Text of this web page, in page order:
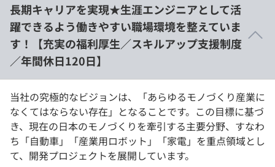
長期キャリアを実現★生涯エンジニアとして活
躍できるよう働きやすい職場環境を整えていま
す！【充実の福利厚生／スキルアップ支援制度
／年間休日120日】
当社の究極的なビジョンは、「あらゆるモノづくり産業に
なくてはならない存在」となることです。この目標に基づ
き、現在の日本のモノづくりを牽引する主要分野、すなわ
ち「自動車」「産業用ロボット」「家電」を重点領域とし
て、開発プロジェクトを展開しています。